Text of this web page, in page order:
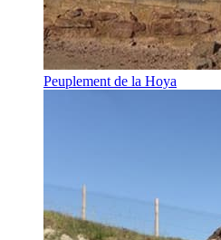
Peuplement de la Hoya